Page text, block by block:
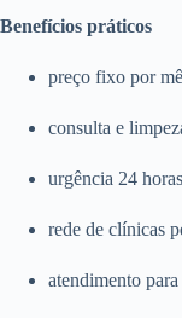
Benefícios práticos
preço fixo por
consulta e
urgência 24
rede de clínicas
atendimento